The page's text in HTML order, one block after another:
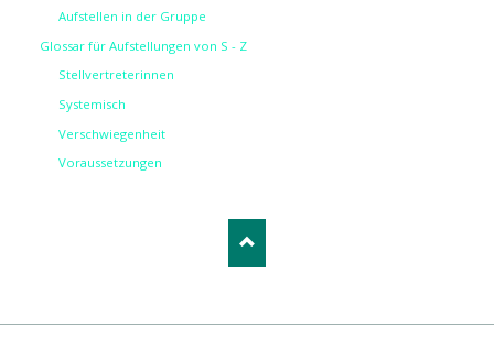
Aufstellen in der Gruppe
Glossar für Aufstellungen von S - Z
Stellvertreterinnen
Systemisch
Verschwiegenheit
Voraussetzungen